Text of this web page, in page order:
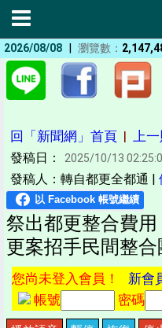
2026/08/08 | 瀏覽數：
回「新聞網」首頁 | 上一
發稿日： 2025/10/13
發稿人：轉自都更全都通 |
祭出都更整合費
更案招手民間整合
您尚未登入會員！ 新會
帳號
密碼